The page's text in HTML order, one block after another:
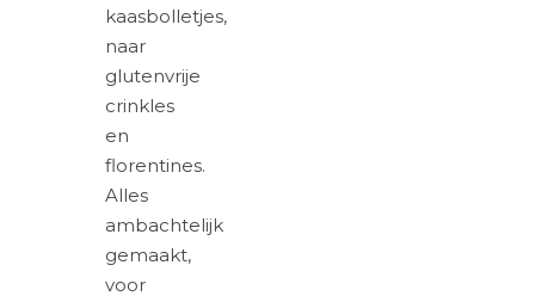
kaasbolletjes,
naar
glutenvrije
crinkles
en
florentines.
Alles
ambachtelijk
gemaakt,
voor